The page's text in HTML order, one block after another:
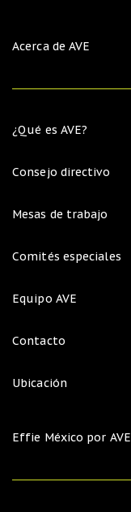
Acerca de AVE
¿Qué es AVE?
Consejo directivo
Mesas de trabajo
Comités especiales
Equipo AVE
Contacto
Ubicación
Effie México por AVE